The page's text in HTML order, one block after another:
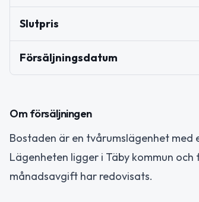
Slutpris
Försäljningsdatum
Om försäljningen
Bostaden är en tvårumslägenhet med
Lägenheten ligger i Täby kommun
månadsavgift har redovisats.